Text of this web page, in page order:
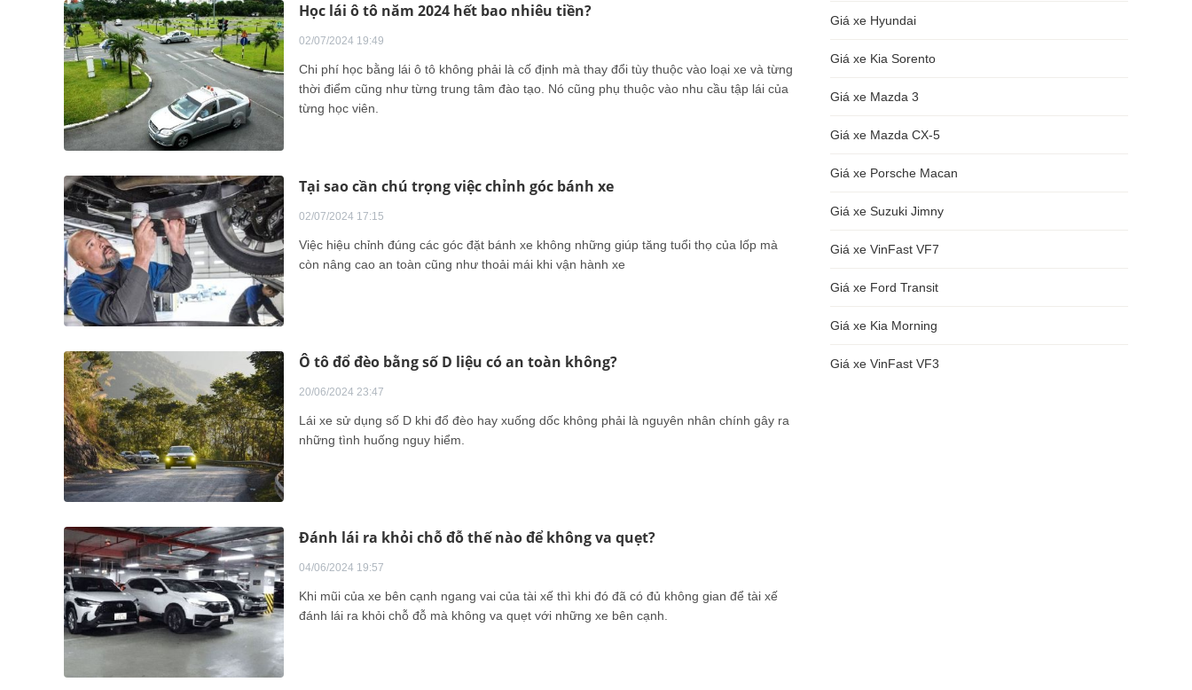
Học lái ô tô năm 2024 hết bao nhiêu tiền?
02/07/2024 19:49
Chi phí học bằng lái ô tô không phải là cố định mà thay đổi tùy thuộc vào loại xe và từng
thời điểm cũng như từng trung tâm đào tạo. Nó cũng phụ thuộc vào nhu cầu tập lái của
từng học viên.
Tại sao cần chú trọng việc chỉnh góc bánh xe
02/07/2024 17:15
Việc hiệu chỉnh đúng các góc đặt bánh xe không những giúp tăng tuổi thọ của lốp mà
còn nâng cao an toàn cũng như thoải mái khi vận hành xe
Ô tô đổ đèo bằng số D liệu có an toàn không?
20/06/2024 23:47
Lái xe sử dụng số D khi đổ đèo hay xuống dốc không phải là nguyên nhân chính gây ra
những tình huống nguy hiểm.
Đánh lái ra khỏi chỗ đỗ thế nào để không va quẹt?
04/06/2024 19:57
Khi mũi của xe bên cạnh ngang vai của tài xế thì khi đó đã có đủ không gian để tài xế
đánh lái ra khỏi chỗ đỗ mà không va quẹt với những xe bên cạnh.
Giá xe Hyundai
Giá xe Kia Sorento
Giá xe Mazda 3
Giá xe Mazda CX-5
Giá xe Porsche Macan
Giá xe Suzuki Jimny
Giá xe VinFast VF7
Giá xe Ford Transit
Giá xe Kia Morning
Giá xe VinFast VF3